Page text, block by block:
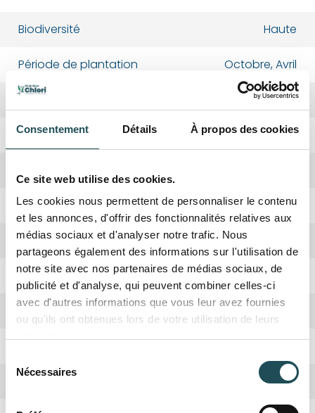
Consentement Détails À propos des cookies
Ce site web utilise des cookies.
Les cookies nous permettent de personnaliser le contenu
et les annonces, d'offrir des fonctionnalités relatives aux
médias sociaux et d'analyser notre trafic. Nous
partageons également des informations sur l'utilisation de
notre site avec nos partenaires de médias sociaux, de
publicité et d'analyse, qui peuvent combiner celles-ci
avec d'autres informations que vous leur avez fournies
ou qu'ils ont obtenues lors de votre utilisation de leurs
Nécessaires
Biodiversité Haute
Période de plantation Octobre, Avril
Forme de la couronne Large couronne conique
Rusticité Oui
Absorbation CO2 Haute
Hauteur adulte 10-15 mètres
Taillage Hiver
Arbre nourricier Oiseaux
Couleur de fleur Chatons